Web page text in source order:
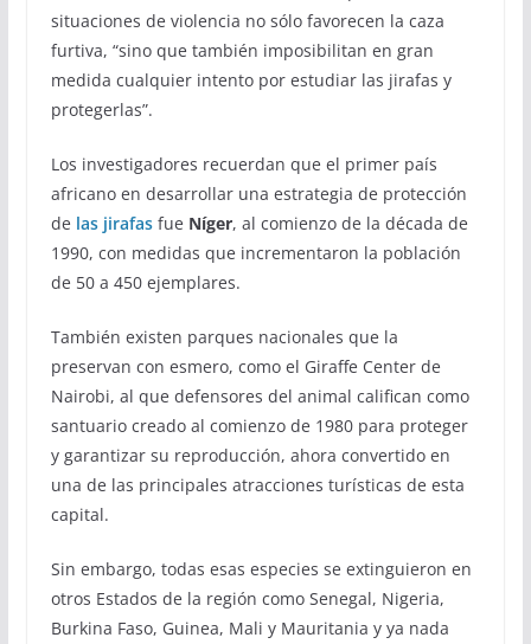
situaciones de violencia no sólo favorecen la caza
furtiva, “sino que también imposibilitan en gran
medida cualquier intento por estudiar las jirafas y
protegerlas”.
Los investigadores recuerdan que el primer país
africano en desarrollar una estrategia de protección
de las jirafas fue Níger, al comienzo de la década de
1990, con medidas que incrementaron la población
de 50 a 450 ejemplares.
También existen parques nacionales que la
preservan con esmero, como el Giraffe Center de
Nairobi, al que defensores del animal califican como
santuario creado al comienzo de 1980 para proteger
y garantizar su reproducción, ahora convertido en
una de las principales atracciones turísticas de esta
capital.
Sin embargo, todas esas especies se extinguieron en
otros Estados de la región como Senegal, Nigeria,
Burkina Faso, Guinea, Mali y Mauritania y ya nada